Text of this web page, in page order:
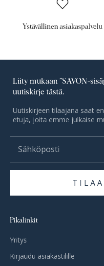
Ystävällinen asiakaspalvelu
Liity mukaan ”SAVON-
uutiskirje tästä.
Uutiskirjeen tilaajana saat
etuja, joita emme julkaise
TILAA
Pikalinkit
Yritys
Kirjaudu asiakastilille